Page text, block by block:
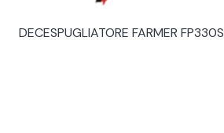
DECESPUGLIATORE FARMER FP330S